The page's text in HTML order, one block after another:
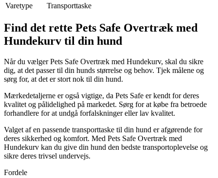
Varetype
Transporttaske
Find det rette Pets Safe Overtræk med
Hundekurv til din hund
Når du vælger Pets Safe Overtræk med Hundekurv, skal du sikre
dig, at det passer til din hunds størrelse og behov. Tjek målene og
sørg for, at det er stort nok til din hund.
Mærkedetaljerne er også vigtige, da Pets Safe er kendt for deres
kvalitet og pålidelighed på markedet. Sørg for at købe fra betroede
forhandlere for at undgå forfalskninger eller lav kvalitet.
Valget af en passende transporttaske til din hund er afgørende for
deres sikkerhed og komfort. Med Pets Safe Overtræk med
Hundekurv kan du give din hund den bedste transportoplevelse og
sikre deres trivsel undervejs.
Fordele